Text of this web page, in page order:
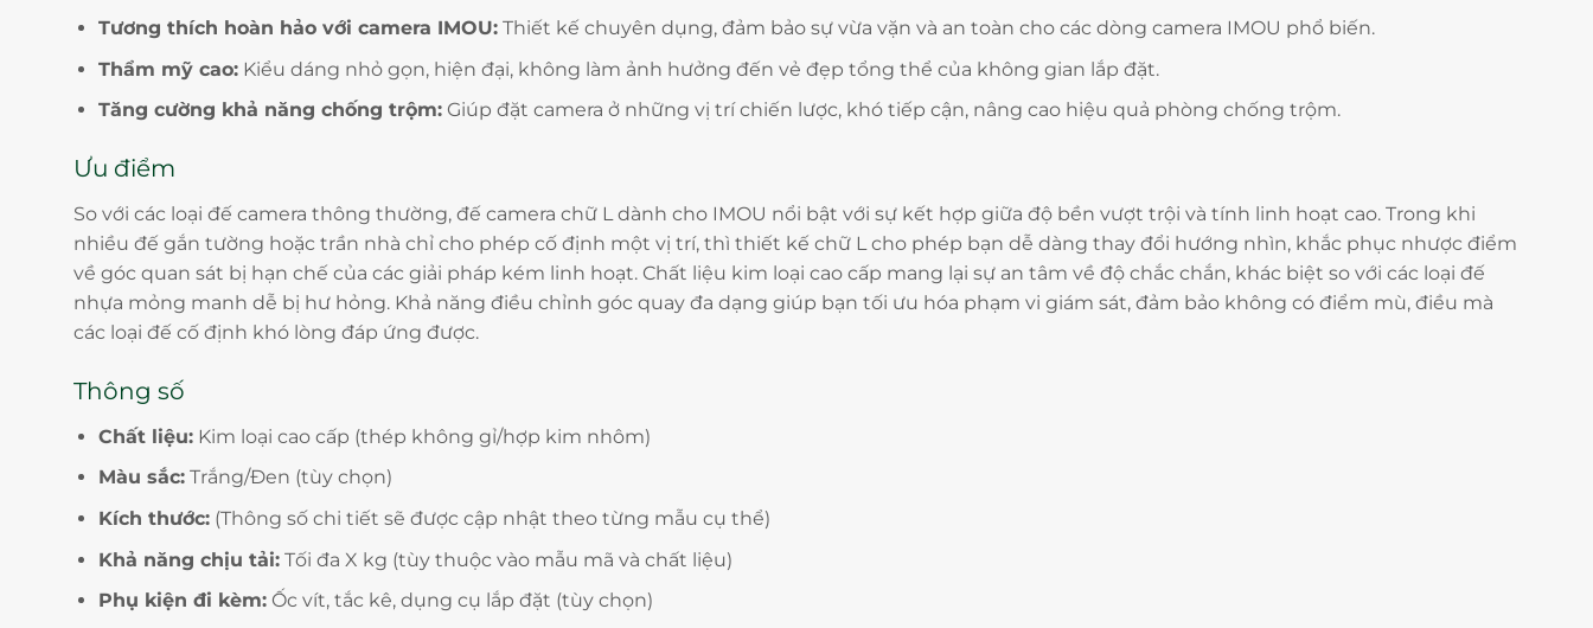
Tương thích hoàn hảo với camera IMOU:Thiết kế chuyên dụng, đảm bảo sự vừa vặn và an toàn cho các dòng camera IMOU phổ biến.
Thẩm mỹ cao:Kiểu dáng nhỏ gọn, hiện đại, không làm ảnh hưởng đến vẻ đẹp tổng thể của không gian lắp đặt.
Tăng cường khả năng chống trộm:Giúp đặt camera ở những vị trí chiến lược, khó tiếp cận, nâng cao hiệu quả phòng chống trộm.
Ưu điểm
So với các loại đế camera thông thường, đế camera chữ L dành cho IMOU nổi bật với sự kết hợp giữa độ bền vượt trội và tính linh hoạt cao. Trong khi
nhiều đế gắn tường hoặc trần nhà chỉ cho phép cố định một vị trí, thì thiết kế chữ L cho phép bạn dễ dàng thay đổi hướng nhìn, khắc phục nhược điểm
về góc quan sát bị hạn chế của các giải pháp kém linh hoạt. Chất liệu kim loại cao cấp mang lại sự an tâm về độ chắc chắn, khác biệt so với các loại đế
nhựa mỏng manh dễ bị hư hỏng. Khả năng điều chỉnh góc quay đa dạng giúp bạn tối ưu hóa phạm vi giám sát, đảm bảo không có điểm mù, điều mà
các loại đế cố định khó lòng đáp ứng được.
Thông số
Chất liệu:Kim loại cao cấp (thép không gỉ/hợp kim nhôm)
Màu sắc:Trắng/Đen (tùy chọn)
Kích thước:(Thông số chi tiết sẽ được cập nhật theo từng mẫu cụ thể)
Khả năng chịu tải:Tối đa X kg (tùy thuộc vào mẫu mã và chất liệu)
Phụ kiện đi kèm:Ốc vít, tắc kê, dụng cụ lắp đặt (tùy chọn)